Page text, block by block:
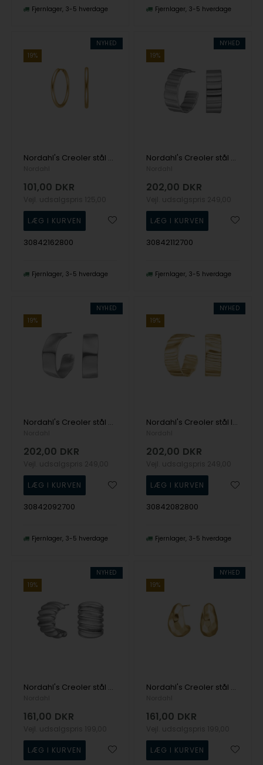
Fjernlager 3-5 hverdage Fjernlager 3-5 hverdage
NYHED
19%
Nordahl's Creoler stål 21mm IP gold CALMA
101,00 DKR
30842162800
Fjernlager 3-5 hverdage
NYHED
19%
Nordahl's Creoler stål VETO
202,00 DKR
30842112700
Fjernlager 3-5 hverdage
NYHED
19%
Nordahl's Creoler stål ONDA
202,00 DKR
30842092700
Fjernlager 3-5 hverdage
NYHED
19%
Nordahl's Creoler stål IP gold ROCCIA
202,00 DKR
30842082800
Fjernlager 3-5 hverdage
NYHED
19%
Nordahl's Creoler stål 4 SALINO
161,00 DKR
NYHED
19%
Nordahl's Creoler stål 3 IP gold SALINO
161,00 DKR